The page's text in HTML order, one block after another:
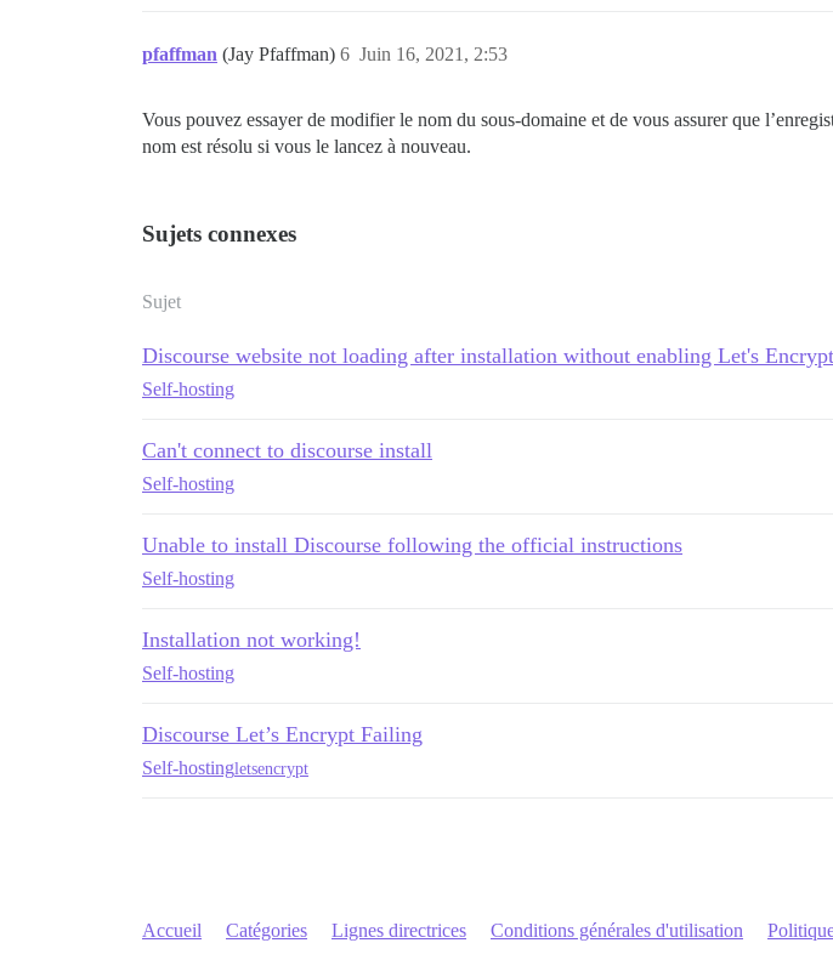
pfaffman (Jay Pfaffman) Juin 16, 2021, 2:53
6
Vous pouvez essayer de modifier le nom du sous-domaine et de vous assurer que
nom est résolu si vous le lancez à nouveau.
Sujets connexes
Sujet
Discourse website not loading after installation without enabling Let's Encrypt
Self-hosting
Can't connect to discourse install
Self-hosting
Unable to install Discourse following the official instructions
Self-hosting
Installation not working!
Self-hosting
Discourse Let’s Encrypt Failing
Self-hostingletsencrypt
Accueil Catégories Lignes directrices Conditions générales d'utilisation